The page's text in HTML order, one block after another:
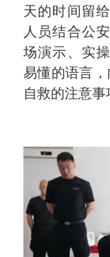
天的时间留
人员结合公
场演示、实
易懂的语言
自救的注意事